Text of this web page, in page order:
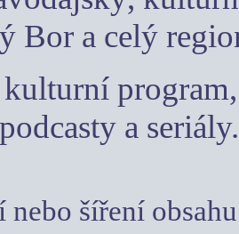
Bor a celý
a seriály.
šíření